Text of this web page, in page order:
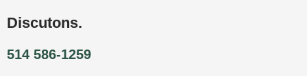
Discutons.
514 586-1259